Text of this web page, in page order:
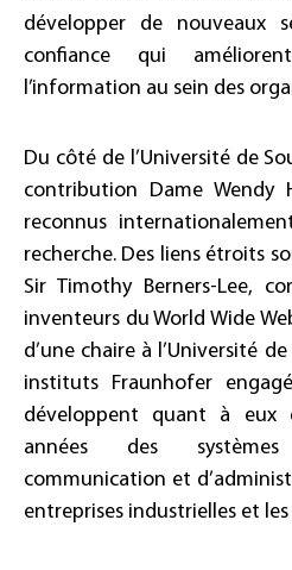
développer de nouveaux
confiance qui
l’information au sein des
Du côté de l’Université de
contribution Dame Wendy
reconnus
recherche. Des liens étroits
Sir Timothy Berners-Lee,
inventeurs du World Wide
d’une chaire à l’Université
instituts Fraunhofer
développent quant à eux
années des
communication et
entreprises industrielles et